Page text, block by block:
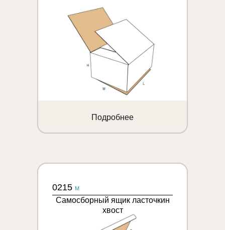
Подробнее
0215 M
Самосборный ящик ласточкин
хвост